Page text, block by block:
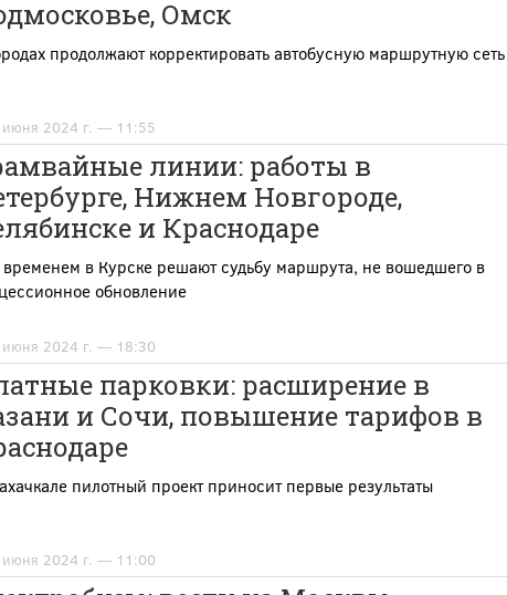
Омск
продолжают корректировать автобусную маршрутную сеть
2024 г. — 11:55
линии: работы в
Нижнем Новгороде,
и Краснодаре
в Курске решают судьбу маршрута, не вошедшего в
обновление
июня 2024 г. — 18:30
парковки: расширение в
и Сочи, повышение тарифов в
пилотный проект приносит первые результаты
июня 2024 г. — 11:00